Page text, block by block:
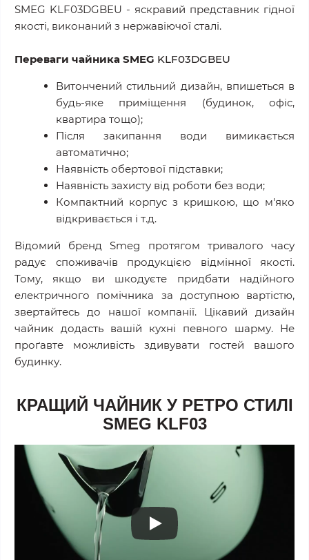
SMEG KLF03DGBEU - яскравий представник гідної
якості, виконаний з нержавіючої сталі.
Переваги чайника SMEG KLF03DGBEU
Витончений стильний дизайн, впишеться в
будь-яке приміщення (будинок, офіс,
квартира тощо);
Після закипання води вимикається
автоматично;
Наявність обертової підставки;
Наявність захисту від роботи без води;
Компактний корпус з кришкою, що м'яко
відкривається і т.д.
Відомий бренд Smeg протягом тривалого часу
радує споживачів продукцією відмінної якості.
Тому, якщо ви шкодуєте придбати надійного
електричного помічника за доступною вартістю,
звертайтесь до нашої компанії. Цікавий дизайн
чайник додасть вашій кухні певного шарму. Не
проґавте можливість здивувати гостей вашого
будинку.
КРАЩИЙ ЧАЙНИК У РЕТРО СТИЛІ
SMEG KLF03